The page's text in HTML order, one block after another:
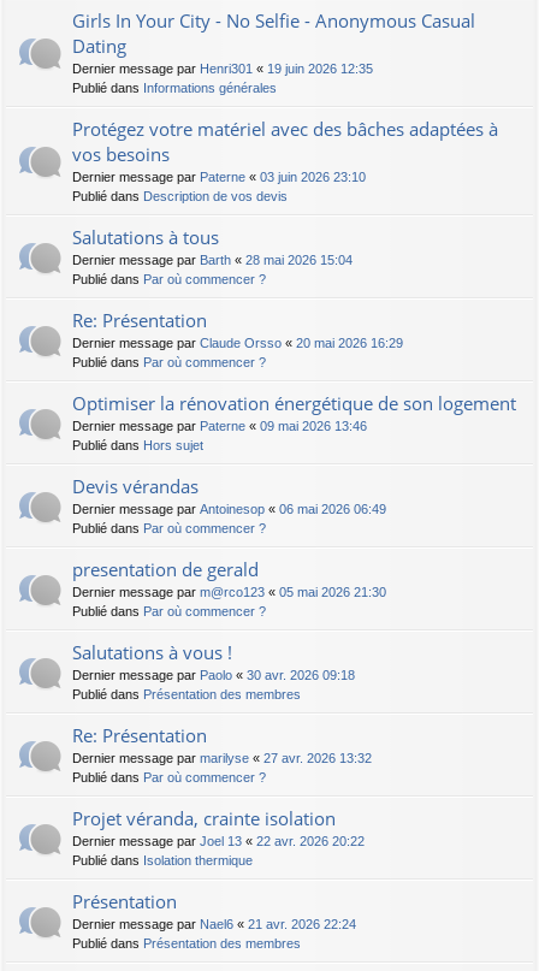
Girls In Your City - No Selfie - Anonymous Casual
Dating
Dernier message par Henri301 « 19 juin 2026 12:35
Publié dans Informations générales
Protégez votre matériel avec des bâches adaptées à
vos besoins
Dernier message par Paterne « 03 juin 2026 23:10
Publié dans Description de vos devis
Salutations à tous
Dernier message par Barth « 28 mai 2026 15:04
Publié dans Par où commencer ?
Re: Présentation
Dernier message par Claude Orsso « 20 mai 2026 16:29
Publié dans Par où commencer ?
Optimiser la rénovation énergétique de son logement
Dernier message par Paterne « 09 mai 2026 13:46
Publié dans Hors sujet
Devis vérandas
Dernier message par Antoinesop « 06 mai 2026 06:49
Publié dans Par où commencer ?
presentation de gerald
Dernier message par m@rco123 « 05 mai 2026 21:30
Publié dans Par où commencer ?
Salutations à vous !
Dernier message par Paolo « 30 avr. 2026 09:18
Publié dans Présentation des membres
Re: Présentation
Dernier message par marilyse « 27 avr. 2026 13:32
Publié dans Par où commencer ?
Projet véranda, crainte isolation
Dernier message par Joel 13 « 22 avr. 2026 20:22
Publié dans Isolation thermique
Présentation
Dernier message par Nael6 « 21 avr. 2026 22:24
Publié dans Présentation des membres